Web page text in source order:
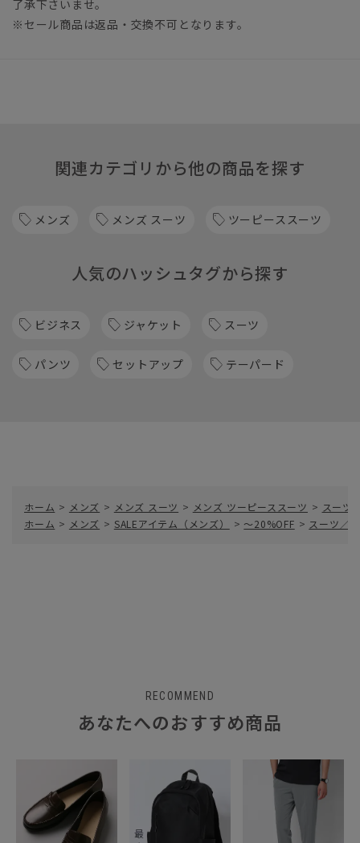
了承下さいませ。
※セール商品は返品・交換不可となります。
関連カテゴリから他の商品を探す
メンズ メンズ スーツ ツーピーススーツ
人気のハッシュタグから探す
ビジネス ジャケット スーツ
パンツ セットアップ テーパード
ホーム > メンズ > メンズ スーツ > メンズ ツーピーススーツ > スーツ
ホーム > メンズ > SALEアイテム（メンズ） > ～20%OFF > スーツ／3
RECOMMEND
あなたへのおすすめ商品